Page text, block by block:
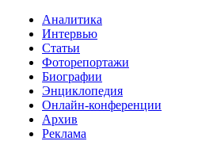
Аналитика
Интервью
Статьи
Фоторепортажи
Биографии
Энциклопедия
Онлайн-конференции
Архив
Реклама